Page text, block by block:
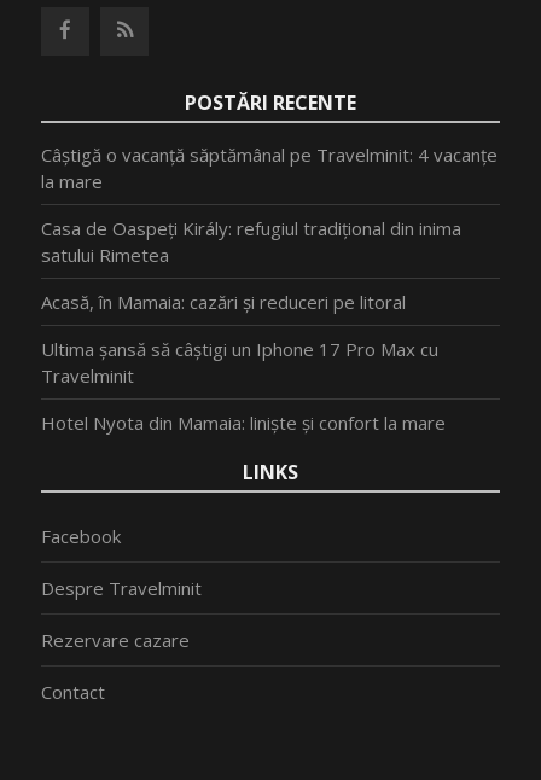
POSTĂRI RECENTE
Câștigă o vacanță săptămânal pe Travelminit: 4 vacanțe
la mare
Casa de Oaspeți Király: refugiul tradițional din inima
satului Rimetea
Acasă, în Mamaia: cazări și reduceri pe litoral
Ultima șansă să câștigi un Iphone 17 Pro Max cu
Travelminit
Hotel Nyota din Mamaia: liniște și confort la mare
LINKS
Facebook
Despre Travelminit
Rezervare cazare
Contact